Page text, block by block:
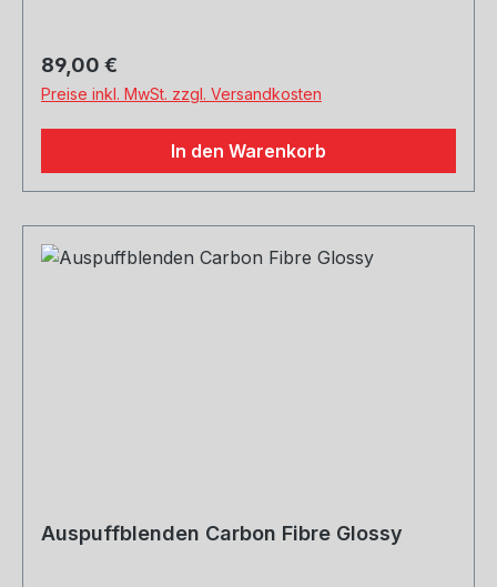
Regulärer Preis:
89,00 €
Preise inkl. MwSt. zzgl. Versandkosten
In den Warenkorb
Auspuffblenden Carbon Fibre Glossy